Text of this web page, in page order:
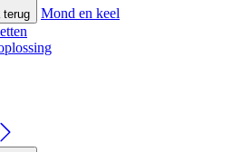
terug
Mond en keel